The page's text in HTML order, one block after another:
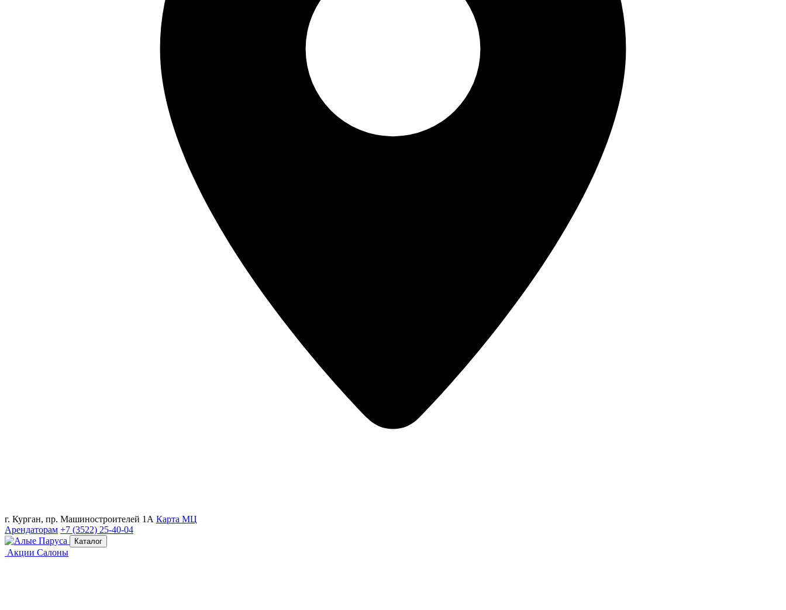
г. Курган, пр. Машиностроителей 1А Карта МЦ
Арендаторам +7 (3522) 25-40-04
Каталог
Акции Салоны